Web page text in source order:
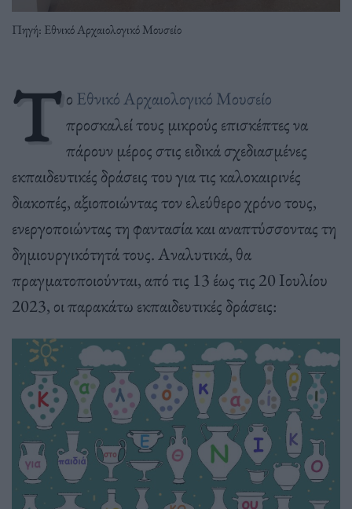
Πηγή: Εθνικό Αρχαιολογικό Μουσείο
Τ ο Εθνικό Αρχαιολογικό Μουσείο
προσκαλεί τους μικρούς επισκέπτες να
πάρουν μέρος στις ειδικά σχεδιασμένες
εκπαιδευτικές δράσεις του για τις καλοκαιρινές
διακοπές, αξιοποιώντας τον ελεύθερο χρόνο τους,
ενεργοποιώντας τη φαντασία και αναπτύσσοντας τη
δημιουργικότητά τους. Αναλυτικά, θα
πραγματοποιούνται, από τις 13 έως τις 20 Ιουλίου
2023, οι παρακάτω εκπαιδευτικές δράσεις: